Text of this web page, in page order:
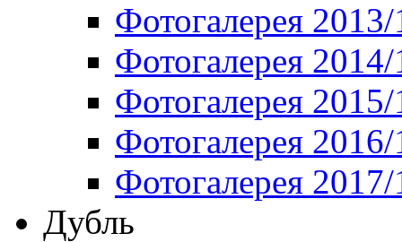
Фотогалерея
Фотогалерея
Фотогалерея
Фотогалерея
Фотогалерея
Дубль